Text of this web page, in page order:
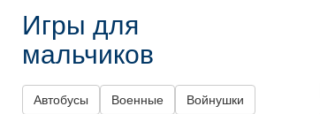
Игры для
мальчиков
Автобусы Военные Войнушки